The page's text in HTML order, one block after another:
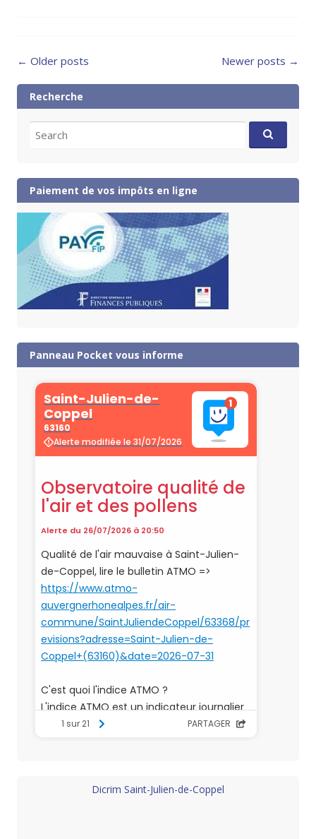
Posts
← Older posts Newer posts →
Recherche
for:
Paiement de vos impôts en ligne
Panneau Pocket vous informe
Dicrim Saint-Julien-de-Coppel